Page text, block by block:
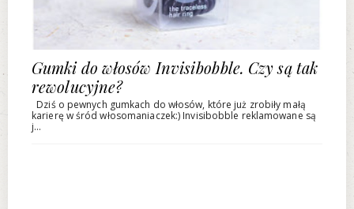
Gumki do włosów Invisibobble. Czy są tak
rewolucyjne?
Dziś o pewnych gumkach do włosów, które już zrobiły małą
karierę w śród włosomaniaczek:) Invisibobble reklamowane są
j...